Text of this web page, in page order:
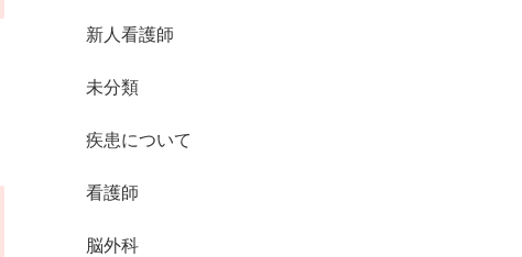
新人看護師
未分類
疾患について
看護師
脳外科